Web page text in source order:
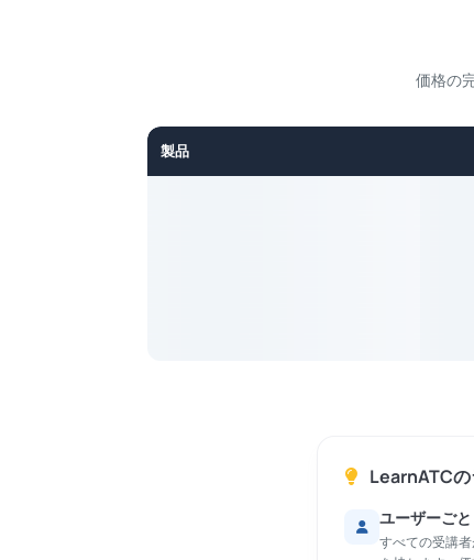
価格の
製品
LearnATC
ユーザーごと
すべての受講